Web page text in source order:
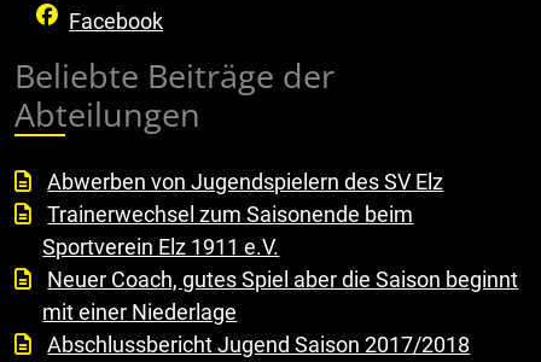
Facebook
Beliebte Beiträge der
Abteilungen
Abwerben von Jugendspielern des SV Elz
Trainerwechsel zum Saisonende beim
Sportverein Elz 1911 e.V.
Neuer Coach, gutes Spiel aber die Saison beginnt
mit einer Niederlage
Abschlussbericht Jugend Saison 2017/2018